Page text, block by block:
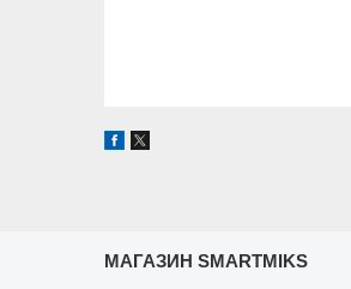
МАГАЗИН SMARTMIKS